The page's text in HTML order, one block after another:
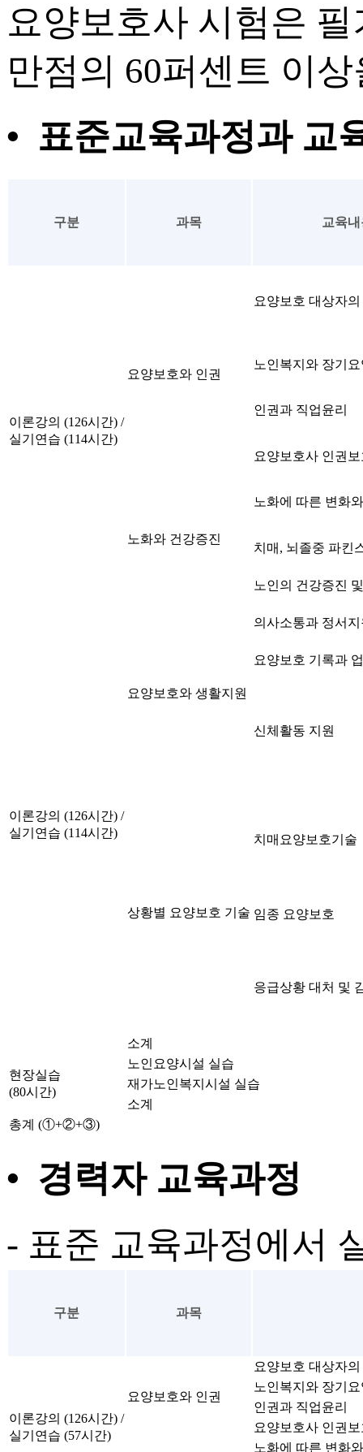
요양보호사 시험은
만점의 60퍼센트 이
• 표준교육과정과 교
구분 과목 교육
이론강의 (126시간) /
실기연습 (114시간)
요양보호와 인권
요양보호 대상자
노인복지와 장기
인권과 직업윤리
요양보호사 인권
노화와 건강증진
노화에 따른 변화
치매, 뇌졸중 파킨
노인의 건강증진
이론강의 (126시간) /
실기연습 (114시간)
요양보호와 생활지원
의사소통과 정서지
요양보호 기록과
신체활동 지원
상황별 요양보호 기술
치매요양보호기술
임종 요양보호
응급상황 대처 및
소계
현장실습
(80시간)
노인요양시설 실습
재가노인복지시설 실습
소계
총계 (①+②+③)
• 경력자 교육과정
- 표준 교육과정에서
구분 과목
이론강의 (126시간) /
실기연습 (57시간)
요양보호와 인권
요양보호 대상자
노인복지와 장기
인권과 직업윤리
요양보호사 인권
노화에 따른 변화